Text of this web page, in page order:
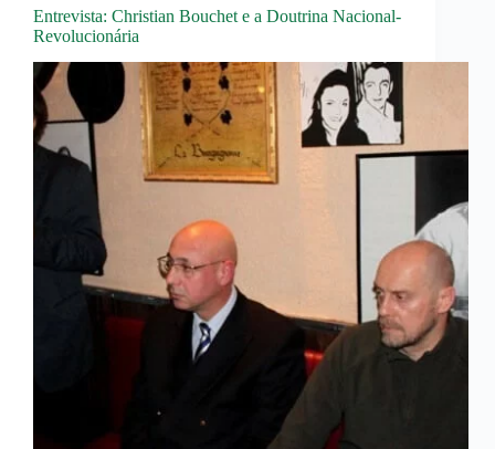
Entrevista: Christian Bouchet e a Doutrina Nacional-
Revolucionária